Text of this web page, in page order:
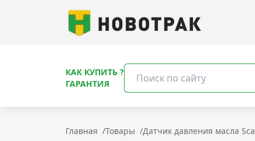
КАК КУПИТЬ ?
ГАРАНТИЯ
Главная /Товары /Датчик давления масла